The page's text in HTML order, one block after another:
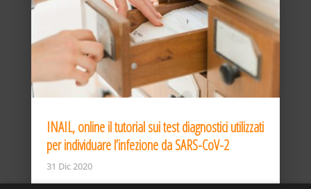
INAIL, online il tutorial sui test diagnostici utilizzati
per individuare l’infezione da SARS-CoV-2
31 Dic 2020